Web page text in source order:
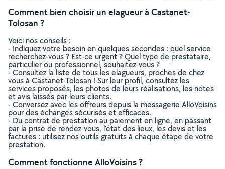
Comment bien choisir un elagueur à Castanet-
Tolosan ?
Voici nos conseils :
- Indiquez votre besoin en quelques secondes : quel service
recherchez-vous ? Est-ce urgent ? Quel type de prestataire,
particulier ou professionnel, souhaitez-vous ?
- Consultez la liste de tous les elagueurs, proches de chez
vous à Castanet-Tolosan ! Sur leur profil, consultez les
services proposés, les photos de leurs réalisations, les notes
et avis laissés par leurs clients.
- Conversez avec les offreurs depuis la messagerie AlloVoisins
pour des échanges sécurisés et efficaces.
- Du contrat de prestation au paiement en ligne, en passant
par la prise de rendez-vous, l’état des lieux, les devis et les
factures : utilisez nos outils gratuits à chaque étape de votre
prestation.
Comment fonctionne AlloVoisins ?